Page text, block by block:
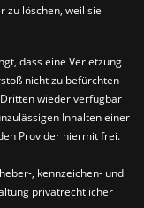
zu löschen, weil sie
dass eine Verletzung
nicht zu befürchten
wieder verfügbar
Inhalten einer
Provider hiermit frei.
, kennzeichen- und
privatrechtlicher